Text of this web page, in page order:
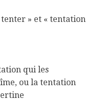
tenter » et « tentation
qui les
ou la tentation